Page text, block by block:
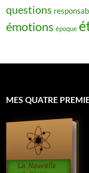
questions
émotions époque
MES QUATRE